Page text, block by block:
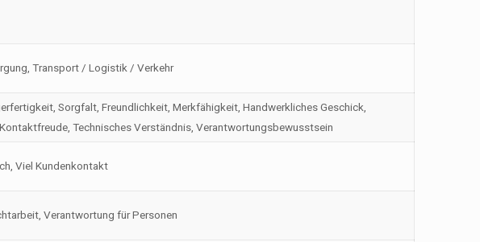
Transport / Logistik / Verkehr
Sorgfalt, Freundlichkeit, Merkfähigkeit, Handwerkliches Geschick,
Technisches Verständnis, Verantwortungsbewusstsein
Viel Kundenkontakt
Verantwortung für Personen